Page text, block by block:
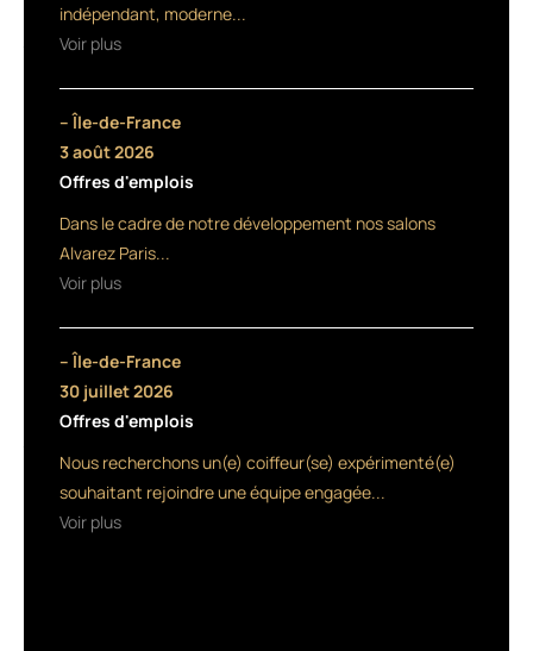
pour
faciliter
utilisateurs,
permet
prendre
rendez-
pour
membre
ami.
indépendant, moderne...
Voir plus
– Île-de-France
3 août 2026
Offres d'emplois
Dans le cadre de notre développement nos salons
Alvarez Paris...
Voir plus
– Île-de-France
30 juillet 2026
Offres d'emplois
Nous recherchons un(e) coiffeur(se) expérimenté(e)
souhaitant rejoindre une équipe engagée...
Voir plus